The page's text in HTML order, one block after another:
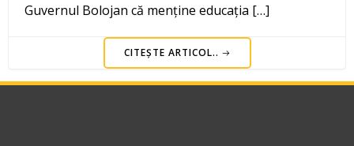
Guvernul Bolojan că menține educația […]
CITEȘTE ARTICOL..